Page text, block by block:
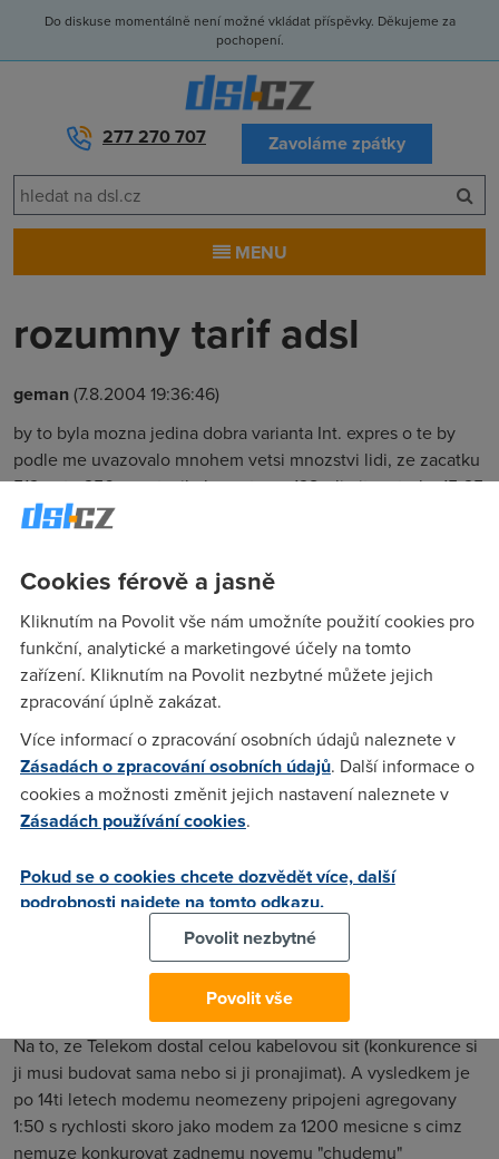
Do diskuse momentálně není možné vkládat příspěvky. Děkujeme za
pochopení.
277 270 707 Zavoláme zpátky
MENU
rozumny tarif adsl
geman(7.8.2004 19:36:46)
by to byla mozna jedina dobra varianta Int. expres o te by
podle me uvazovalo mnohem vetsi mnozstvi lidi, ze zacatku
512 pote 256 a zastavilo by se to na 128 s limitem treba 15-25
gb na mesic po kterym by to slo na 64,jenomze lidi kteri u
uplne v jinem svete a neznaji pozadavky uzivatelu
Anonym(7.8.2004 20:57:38)
myslíš, že kdyby to bylo tak lehké jen tak pustit každému
uživateli 25 gb měsíčně, že by to čtc už neudělal?? asi to
nebude jednoduché a levné!!
Anonym(7.8.2004 21:45:02)
bez jakychkoliv postihu 20 a vice GB mesicne a to vetsinou
za cenu tak 800 Kc mesicne, jen u nas to "nebude
(7.8.2004 21:51:11)
Na to, ze Telekom dostal celou kabelovou sit (konkurence si
ji musi budovat sama nebo si ji pronajimat). A vysledkem je
po 14ti letech modemu neomezeny pripojeni agregovany
1:50 s rychlosti skoro jako modem za 1200 mesicne s cimz
nemuze konkurovat zadnemu novemu "chudemu"
Cookies férově a jasně
Kliknutím na Povolit vše nám umožníte použití cookies pro
funkční, analytické a marketingové účely na tomto
zařízení. Kliknutím na Povolit nezbytné můžete jejich
zpracování úplně zakázat.
Více informací o zpracování osobních údajů naleznete v
Zásadách o zpracování osobních údajů. Další informace o
cookies a možnosti změnit jejich nastavení naleznete v
Zásadách používání cookies.
Pokud se o cookies chcete dozvědět více, další
podrobnosti najdete na tomto odkazu.
Povolit nezbytné
Povolit vše